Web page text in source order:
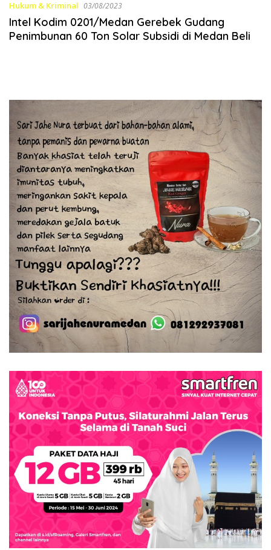
Hukum & Kriminal 03/08/2023
Intel Kodim 0201/Medan Gerebek Gudang
Penimbunan 60 Ton Solar Subsidi di Medan Beli